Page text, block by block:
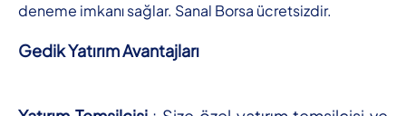
deneme imkanı sağlar. Sanal Borsa ücretsizdir.
Gedik Yatırım Avantajları